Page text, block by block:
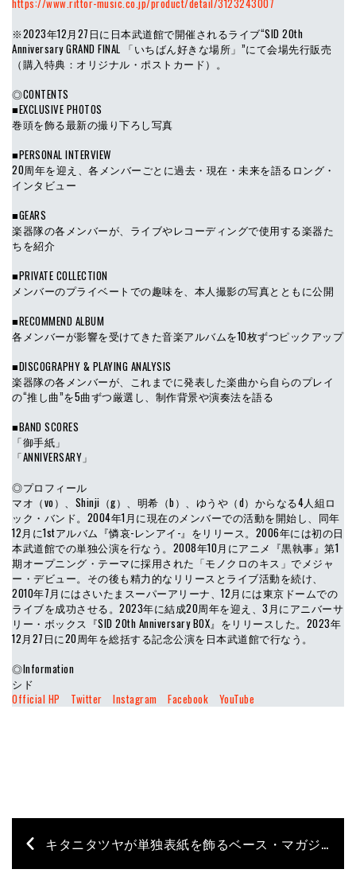
※2023年12月27日に日本武道館で開催されるライブ“SID 20th
Anniversary GRAND FINAL 「いちばん好きな場所」”にて会場先行販売
（購入特典：オリジナル・ポストカード）。
◎CONTENTS
■EXCLUSIVE PHOTOS
巻頭を飾る最新の撮り下ろし写真
■PERSONAL INTERVIEW
20周年を迎え、各メンバーごとに過去・現在・未来を語るロング・
インタビュー
■GEARS
楽器隊の各メンバーが、ライブやレコーディングで使用する楽器た
ちを紹介
■PRIVATE COLLECTION
メンバーのプライベートでの趣味を、本人撮影の写真とともに公開
■RECOMMEND ALBUM
各メンバーが影響を受けてきた音楽アルバムを10枚ずつピックアップ
■DISCOGRAPHY & PLAYING ANALYSIS
楽器隊の各メンバーが、これまでに発表した楽曲から自らのプレイ
の“推し曲”を5曲ずつ厳選し、制作背景や演奏法を語る
■BAND SCORES
「御手紙」
「ANNIVERSARY」
◎プロフィール
マオ（vo）、Shinji（g）、明希（b）、ゆうや（d）からなる4人組ロ
ック・バンド。2004年1月に現在のメンバーでの活動を開始し、同年
12月に1stアルバム『憐哀-レンアイ-』をリリース。2006年には初の日
本武道館での単独公演を行なう。2008年10月にアニメ『黒執事』第1
期オープニング・テーマに採用された「モノクロのキス」でメジャ
ー・デビュー。その後も精力的なリリースとライブ活動を続け、
2010年7月にはさいたまスーパーアリーナ、12月には東京ドームでの
ライブを成功させる。2023年に結成20周年を迎え、3月にアニバーサ
リー・ボックス『SID 20th Anniversary BOX』をリリースした。2023年
12月27日に20周年を総括する記念公演を日本武道館で行なう。
◎Information
シド
Official HP
Twitter Instagram Facebook YouTube
キタニタツヤが単独表紙を飾るベース・マガジン2月号が発売。『アクティヴJBタイプ大研究』『ベーシストのための”新世代ジャズ”入門』特集も！